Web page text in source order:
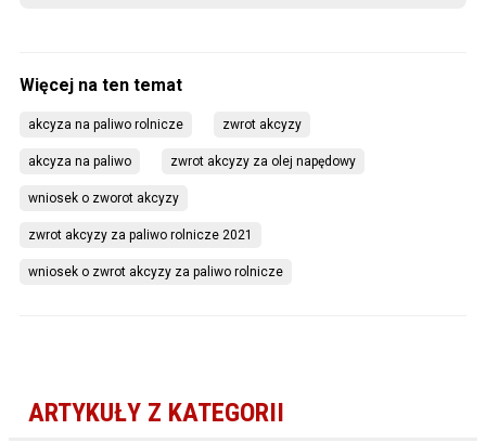
akcyza na paliwo rolnicze zwrot akcyzy
akcyza na paliwo zwrot akcyzy za olej napędowy
wniosek o zworot akcyzy
zwrot akcyzy za paliwo rolnicze 2021
wniosek o zwrot akcyzy za paliwo rolnicze
ARTYKUŁY Z KATEGORII